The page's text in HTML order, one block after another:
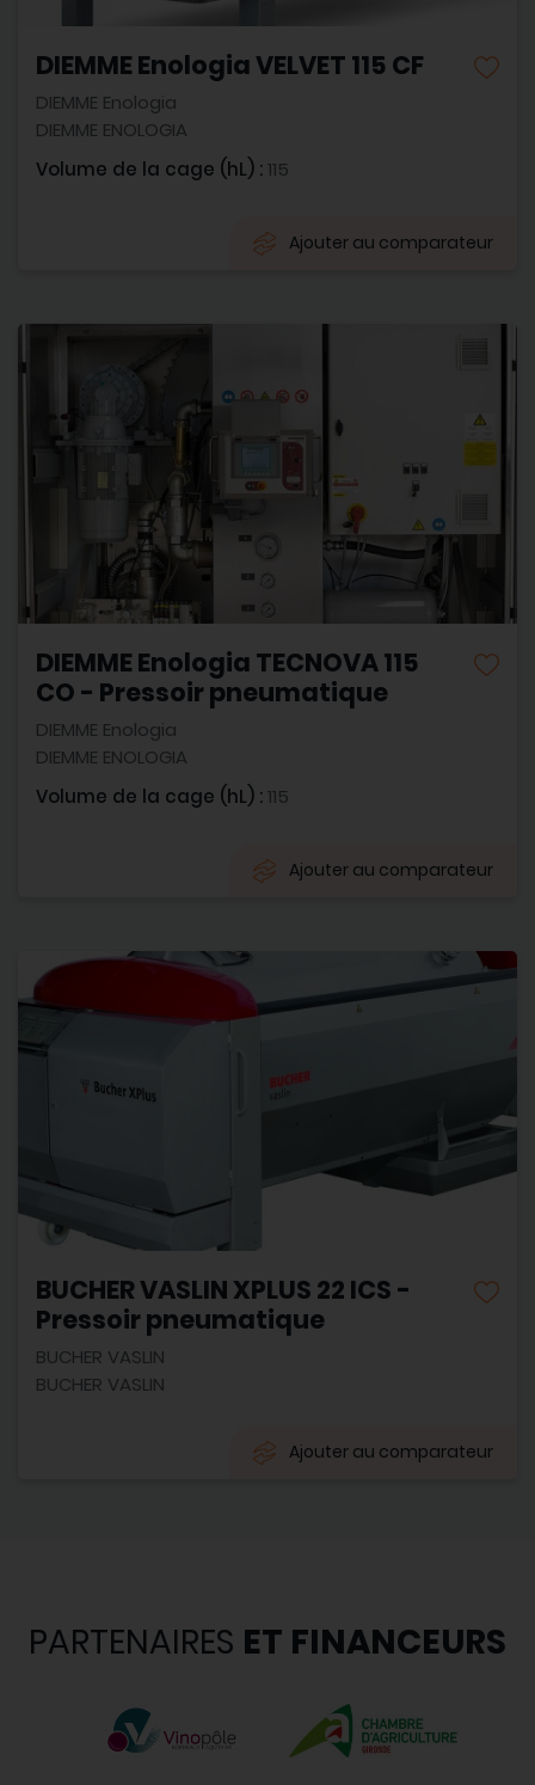
DIEMME Enologia VELVET 115 CF
DIEMME Enologia
DIEMME ENOLOGIA
Volume de la cage (hL) :115
Ajouter au comparateur
DIEMME Enologia TECNOVA 115
CO - Pressoir pneumatique
DIEMME Enologia
DIEMME ENOLOGIA
Volume de la cage (hL) :115
Ajouter au comparateur
BUCHER VASLIN XPLUS 22 ICS -
Pressoir pneumatique
BUCHER VASLIN
BUCHER VASLIN
Ajouter au comparateur
PARTENAIRES ET FINANCEURS